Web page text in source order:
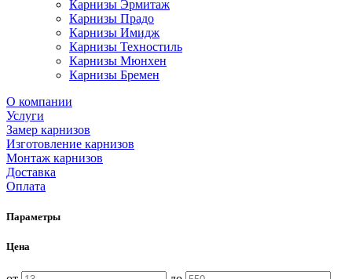
Карнизы Эрмитаж
Карнизы Прадо
Карнизы Имидж
Карнизы Техностиль
Карнизы Мюнхен
Карнизы Бремен
О компании
Услуги
Замер карнизов
Изготовление карнизов
Монтаж карнизов
Доставка
Оплата
Параметры
Цена